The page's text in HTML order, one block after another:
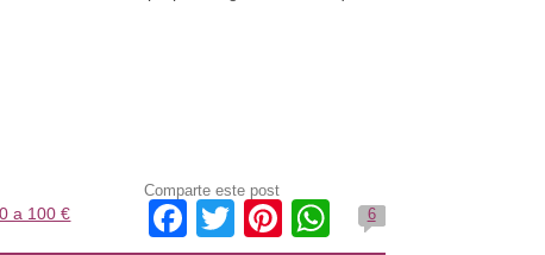
a 100 €
Comparte este post
Facebook
TwitterPinterest
WhatsApp
6